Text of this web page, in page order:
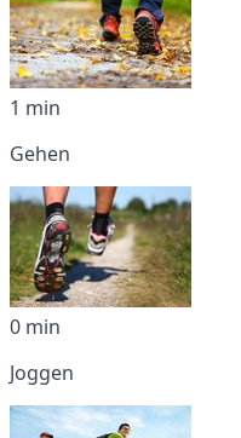
1 min
Gehen
0 min
Joggen